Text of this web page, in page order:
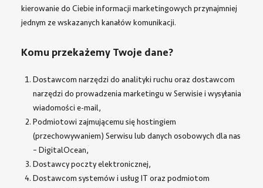
kierowanie do Ciebie informacji marketingowych przynajmniej
jednym ze wskazanych kanałów komunikacji.
Komu przekażemy Twoje dane?
Dostawcom narzędzi do analityki ruchu oraz dostawcom
narzędzi do prowadzenia marketingu w Serwisie i wysyłania
wiadomości e-mail,
Podmiotowi zajmującemu się hostingiem
(przechowywaniem) Serwisu lub danych osobowych dla nas
– DigitalOcean,
Dostawcy poczty elektronicznej,
Dostawcom systemów i usług IT oraz podmiotom